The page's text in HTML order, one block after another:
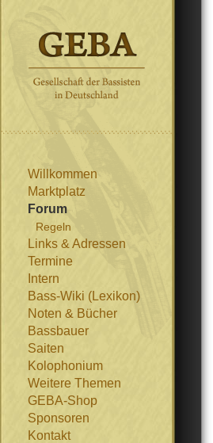
Willkommen
Marktplatz
Forum
Regeln
Links & Adressen
Termine
Intern
Bass-Wiki (Lexikon)
Noten & Bücher
Bassbauer
Saiten
Kolophonium
Weitere Themen
GEBA-Shop
Sponsoren
Kontakt